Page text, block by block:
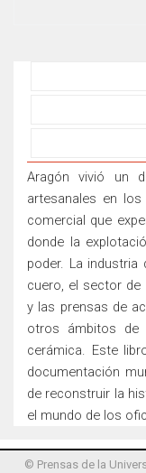
Aragón vivió un
artesanales en los
comercial que
donde la
poder. La
cuero, el sector
y las prensas de
otros ámbitos de
cerámica. Este
documentación
de reconstruir la
el mundo de los
© Prensas de la